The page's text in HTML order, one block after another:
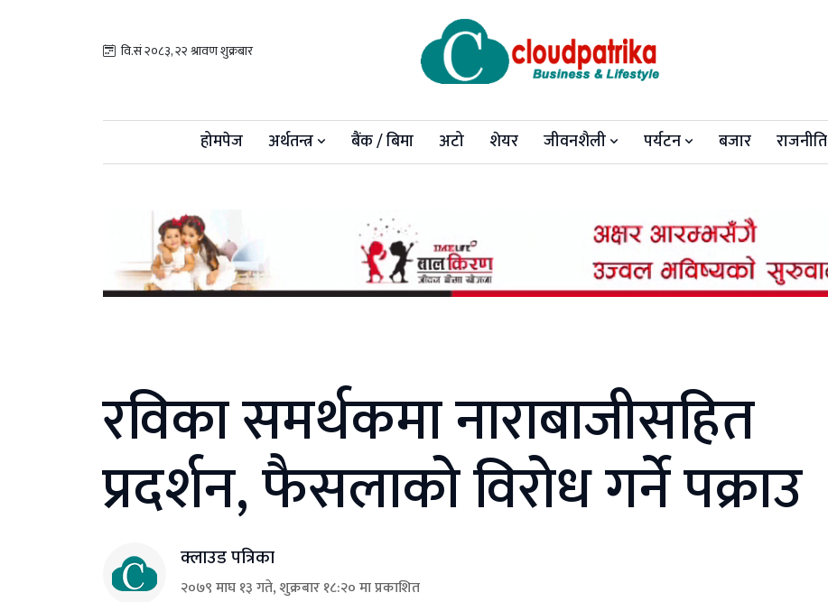
वि.सं २०८३, २२ श्रावण शुक्रबार
होमपेज अर्थतन्त्र बैंक / बिमा अटो शेयर जीवनशैली पर्यटन बजार राजनीति
रविका समर्थकमा नाराबाजीसहित
प्रदर्शन, फैसलाको विरोध गर्ने पक्राउ
क्लाउड पत्रिका
२०७९ माघ १३ गते, शुक्रबार १८:२० मा प्रकाशित